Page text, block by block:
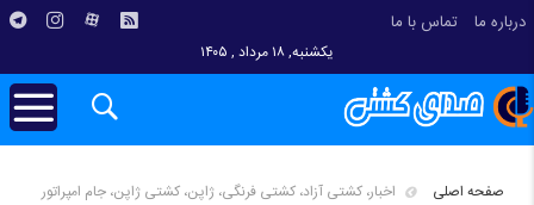
درباره ما تماس با ما
یکشنبه, ۱۸ مرداد , ۱۴۰۵
صفحه اصلی
اخبار، کشتی آزاد، کشتی فرنگی، ژاپن، کشتی ژاپن، جام امپراتور